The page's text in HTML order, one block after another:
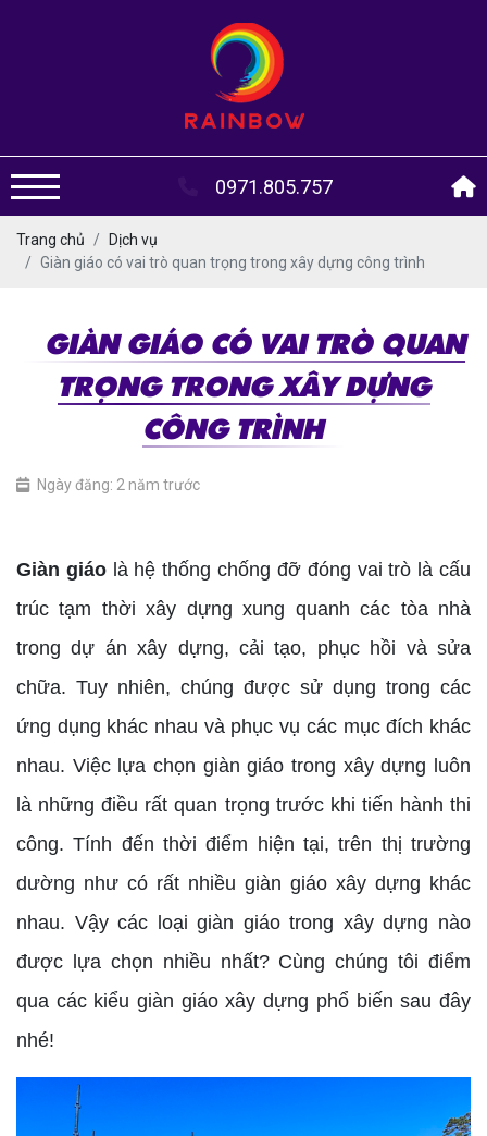
0971.805.757
Trang chủ
Dịch vụ
Giàn giáo có vai trò quan trọng trong xây dựng công trình
GIÀN GIÁO CÓ VAI TRÒ QUAN
TRỌNG TRONG XÂY DỰNG
CÔNG TRÌNH
Ngày đăng: 2 năm trước
Giàn giáolà hệ thống chống đỡ đóng vai trò là cấu
trúc tạm thời xây dựng xung quanh các tòa nhà
trong dự án xây dựng, cải tạo, phục hồi và sửa
chữa. Tuy nhiên, chúng được sử dụng trong các
ứng dụng khác nhau và phục vụ các mục đích khác
nhau. Việc lựa chọn giàn giáo trong xây dựng luôn
là những điều rất quan trọng trước khi tiến hành thi
công. Tính đến thời điểm hiện tại, trên thị trường
dường như có rất nhiều giàn giáo xây dựng khác
nhau. Vậy các loại giàn giáo trong xây dựng nào
được lựa chọn nhiều nhất? Cùng chúng tôi điểm
qua các kiểu giàn giáo xây dựng phổ biến sau đây
nhé!